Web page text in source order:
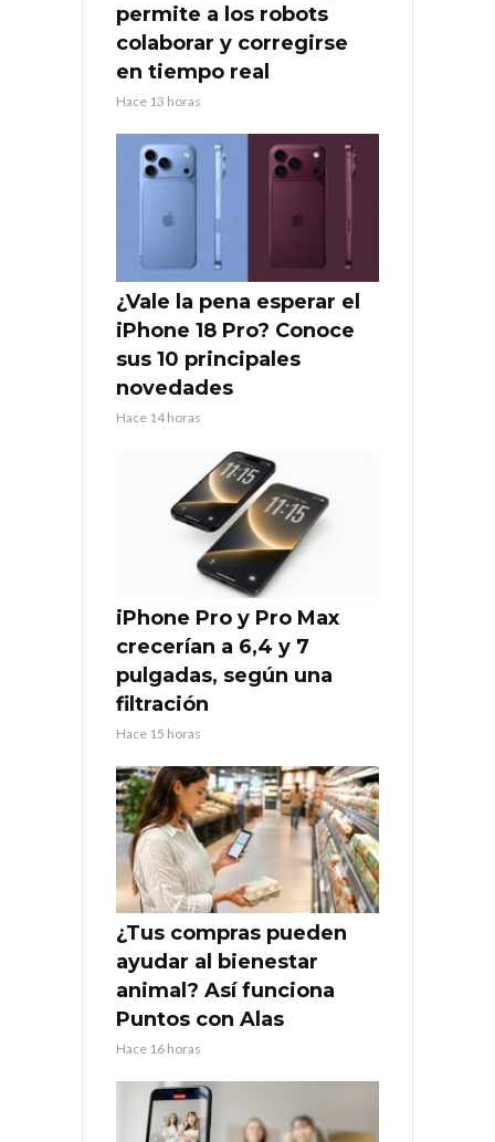
permite a los robots
colaborar y corregirse
en tiempo real
Hace 13 horas
¿Vale la pena esperar el
iPhone 18 Pro? Conoce
sus 10 principales
novedades
Hace 14 horas
iPhone Pro y Pro Max
crecerían a 6,4 y 7
pulgadas, según una
filtración
Hace 15 horas
¿Tus compras pueden
ayudar al bienestar
animal? Así funciona
Puntos con Alas
Hace 16 horas